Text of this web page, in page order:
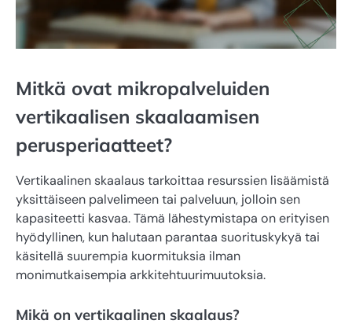
Mitkä ovat mikropalveluiden
vertikaalisen skaalaamisen
perusperiaatteet?
Vertikaalinen skaalaus tarkoittaa resurssien lisäämistä
yksittäiseen palvelimeen tai palveluun, jolloin sen
kapasiteetti kasvaa. Tämä lähestymistapa on erityisen
hyödyllinen, kun halutaan parantaa suorituskykyä tai
käsitellä suurempia kuormituksia ilman
monimutkaisempia arkkitehtuurimuutoksia.
Mikä on vertikaalinen skaalaus?